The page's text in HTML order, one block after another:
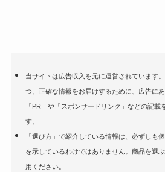
当サイトは広告収入を元に運営されています
つ、正確な情報をお届けするために、広告に
「PR」や「スポンサードリンク」などの記載
す。
「選び方」で紹介している情報は、必ずしも
を示しているわけではありません。商品を選
用ください。